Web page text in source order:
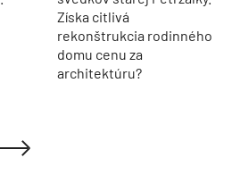
Získa citlivá
rekonštrukcia rodinného
domu cenu za
architektúru?